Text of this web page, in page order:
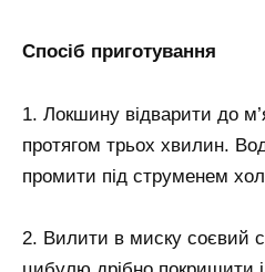
Спосіб приготування
1. Локшину відварити до
протягом трьох хвилин.
промити під струменем
2. Вилити в миску соєвий